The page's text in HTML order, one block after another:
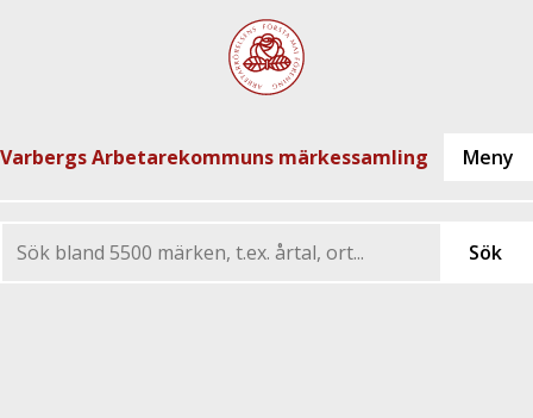
Varbergs Arbetarekommuns märkessamling